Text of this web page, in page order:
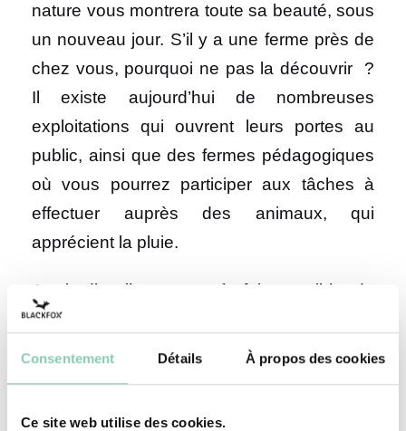
Consentement Détails À propos des cookies
Ce site web utilise des cookies.
nature vous montrera toute sa beauté, sous
un nouveau jour. S’il y a une ferme près de
chez vous, pourquoi ne pas la découvrir ?
Il existe aujourd’hui de nombreuses
exploitations qui ouvrent leurs portes au
public, ainsi que des fermes pédagogiques
où vous pourrez participer aux tâches à
effectuer auprès des animaux, qui
apprécient la pluie.
Au jardin, il est tout à fait possible de
jardiner sous la pluie. Cela peut même
devenir amusant… Effectuer quelques